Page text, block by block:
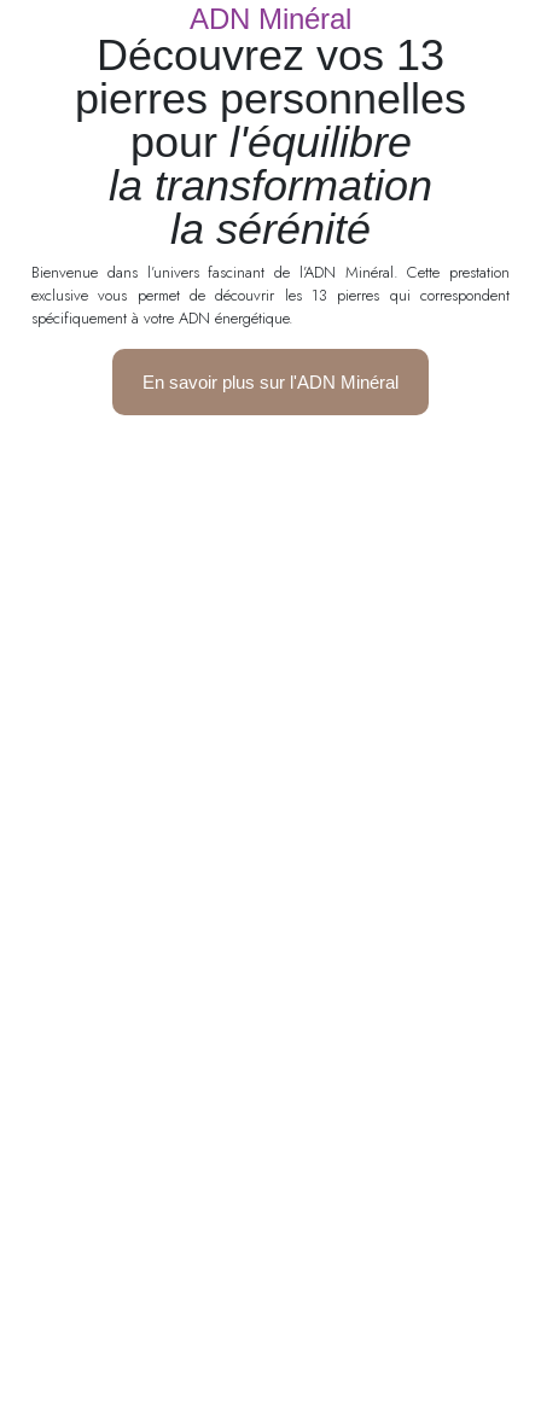
ADN Minéral
Découvrez vos 13
pierres personnelles
pour l'équilibre
la transformation
la sérénité
Bienvenue dans l’univers fascinant de l’ADN Minéral. Cette prestation
exclusive vous permet de découvrir les 13 pierres qui correspondent
spécifiquement à votre ADN énergétique.
En savoir plus sur l'ADN Minéral